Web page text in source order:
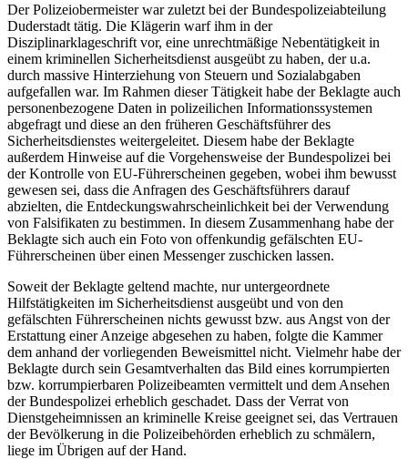
Der Polizeiobermeister war zuletzt bei der Bundespolizeiabteilung
Duderstadt tätig. Die Klägerin warf ihm in der
Disziplinarklageschrift vor, eine unrechtmäßige Nebentätigkeit in
einem kriminellen Sicherheitsdienst ausgeübt zu haben, der u.a.
durch massive Hinterziehung von Steuern und Sozialabgaben
aufgefallen war. Im Rahmen dieser Tätigkeit habe der Beklagte auch
personenbezogene Daten in polizeilichen Informationssystemen
abgefragt und diese an den früheren Geschäftsführer des
Sicherheitsdienstes weitergeleitet. Diesem habe der Beklagte
außerdem Hinweise auf die Vorgehensweise der Bundespolizei bei
der Kontrolle von EU-Führerscheinen gegeben, wobei ihm bewusst
gewesen sei, dass die Anfragen des Geschäftsführers darauf
abzielten, die Entdeckungswahrscheinlichkeit bei der Verwendung
von Falsifikaten zu bestimmen. In diesem Zusammenhang habe der
Beklagte sich auch ein Foto von offenkundig gefälschten EU-
Führerscheinen über einen Messenger zuschicken lassen.
Soweit der Beklagte geltend machte, nur untergeordnete
Hilfstätigkeiten im Sicherheitsdienst ausgeübt und von den
gefälschten Führerscheinen nichts gewusst bzw. aus Angst von der
Erstattung einer Anzeige abgesehen zu haben, folgte die Kammer
dem anhand der vorliegenden Beweismittel nicht. Vielmehr habe der
Beklagte durch sein Gesamtverhalten das Bild eines korrumpierten
bzw. korrumpierbaren Polizeibeamten vermittelt und dem Ansehen
der Bundespolizei erheblich geschadet. Dass der Verrat von
Dienstgeheimnissen an kriminelle Kreise geeignet sei, das Vertrauen
der Bevölkerung in die Polizeibehörden erheblich zu schmälern,
liege im Übrigen auf der Hand.